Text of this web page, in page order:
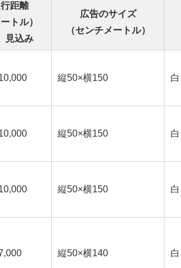
距離
トル）
見込み
広告のサイズ
（センチメートル）
縦50×横150 白
縦50×横150 白
縦50×横150 白
縦50×横140 白